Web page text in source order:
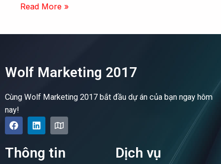
Read More »
Wolf Marketing 2017
Cùng Wolf Marketing 2017 bắt đầu dự án của bạn ngay hôm
nay!
F
a
e
b
L
i
e
M
a
Thông tin Dịch vụ